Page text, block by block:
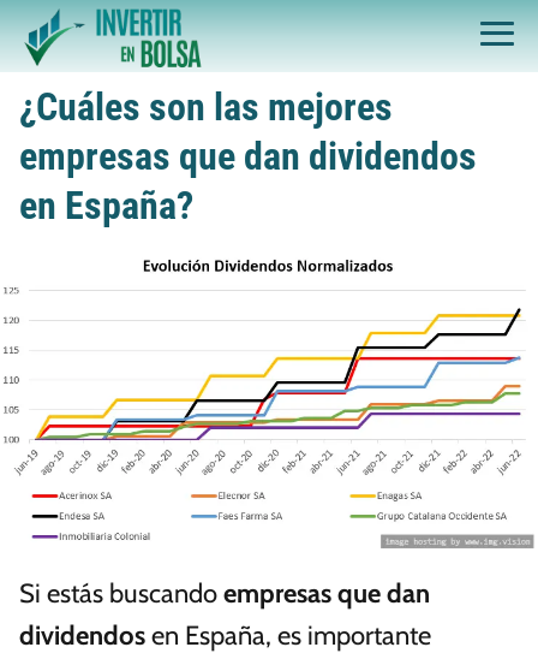
¿Cuáles son las mejores
empresas que dan dividendos
en España?
Si estás buscandoempresas que dan
dividendosen España, es importante